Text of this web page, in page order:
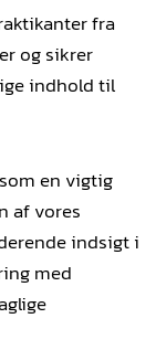
fra
og sikrer
indhold til
en vigtig
af vores
indsigt i
med